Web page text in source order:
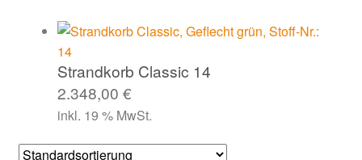
Strandkorb Classic 14
2.348,00 €
inkl. 19 % MwSt.